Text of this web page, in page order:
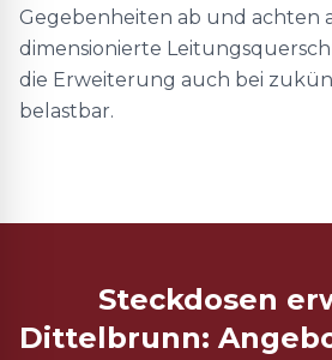
Gegebenheiten ab und achten
dimensionierte
die Erweiterung auch bei
belastbar.
Steckdosen
Dittelbrunn: